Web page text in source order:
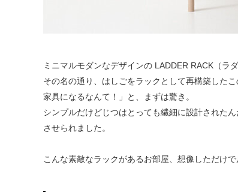
ミニマルモダンなデザインの LADDER RACK（ラダ
その名の通り、はしごをラックとして再構築した
家具になるなんて！」と、まずは驚き。
シンプルだけどじつはとっても繊細に設計された
させられました。
こんな素敵なラックがあるお部屋、想像しただけで